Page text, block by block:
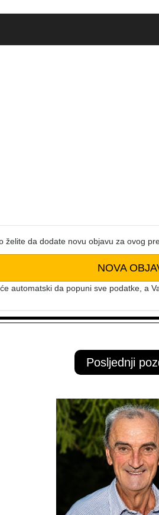
želite da dodate novu objavu za ovog
NOVA
automatski da popuni sve podatke, a
Posljednji